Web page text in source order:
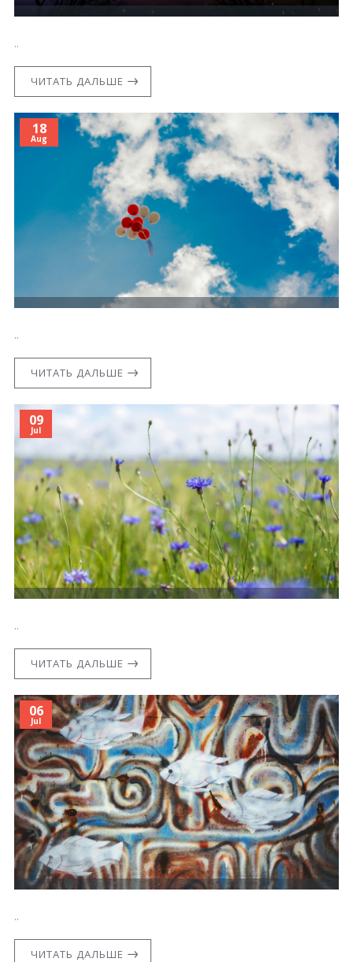
..
ЧИТАТЬ ДАЛЬШЕ
18
Aug
..
ЧИТАТЬ ДАЛЬШЕ
09
Jul
..
ЧИТАТЬ ДАЛЬШЕ
06
Jul
..
ЧИТАТЬ ДАЛЬШЕ